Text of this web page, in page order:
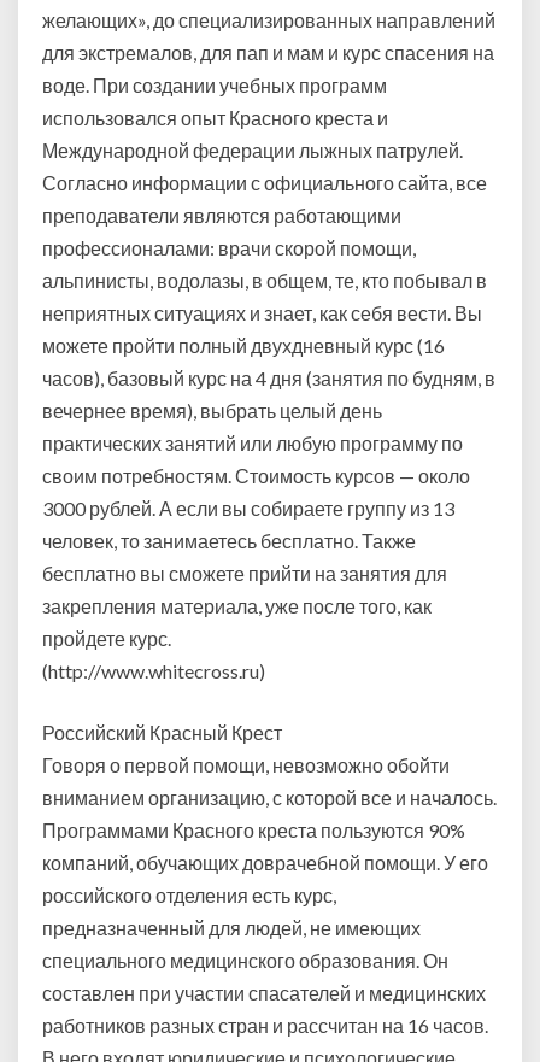
желающих», до специализированных направлений
для экстремалов, для пап и мам и курс спасения на
воде. При создании учебных программ
использовался опыт Красного креста и
Международной федерации лыжных патрулей.
Согласно информации с официального сайта, все
преподаватели являются работающими
профессионалами: врачи скорой помощи,
альпинисты, водолазы, в общем, те, кто побывал в
неприятных ситуациях и знает, как себя вести. Вы
можете пройти полный двухдневный курс (16
часов), базовый курс на 4 дня (занятия по будням, в
вечернее время), выбрать целый день
практических занятий или любую программу по
своим потребностям. Стоимость курсов — около
3000 рублей. А если вы собираете группу из 13
человек, то занимаетесь бесплатно. Также
бесплатно вы сможете прийти на занятия для
закрепления материала, уже после того, как
пройдете курс.
(http://www.whitecross.ru)
Российский Красный Крест
Говоря о первой помощи, невозможно обойти
вниманием организацию, с которой все и началось.
Программами Красного креста пользуются 90%
компаний, обучающих доврачебной помощи. У его
российского отделения есть курс,
предназначенный для людей, не имеющих
специального медицинского образования. Он
составлен при участии спасателей и медицинских
работников разных стран и рассчитан на 16 часов.